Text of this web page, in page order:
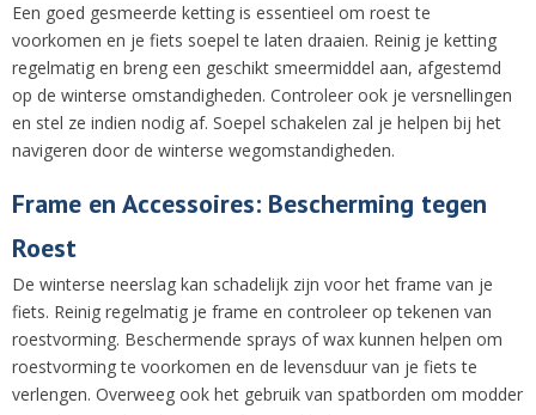
Een goed gesmeerde ketting is essentieel om roest te
voorkomen en je fiets soepel te laten draaien. Reinig je ketting
regelmatig en breng een geschikt smeermiddel aan, afgestemd
op de winterse omstandigheden. Controleer ook je versnellingen
en stel ze indien nodig af. Soepel schakelen zal je helpen bij het
navigeren door de winterse wegomstandigheden.
Frame en Accessoires: Bescherming tegen
Roest
De winterse neerslag kan schadelijk zijn voor het frame van je
fiets. Reinig regelmatig je frame en controleer op tekenen van
roestvorming. Beschermende sprays of wax kunnen helpen om
roestvorming te voorkomen en de levensduur van je fiets te
verlengen. Overweeg ook het gebruik van spatborden om modder